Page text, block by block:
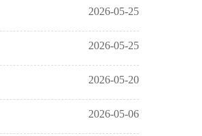
2026-05-25
2026-05-25
2026-05-20
2026-05-06